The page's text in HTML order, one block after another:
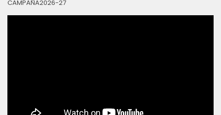
CAMPAÑA2026-27